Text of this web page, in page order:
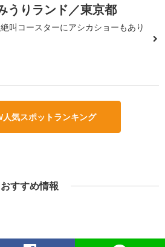
うりランド／東京都
叫コースターにアシカショーもあり
人気スポットランキング
おすすめ情報